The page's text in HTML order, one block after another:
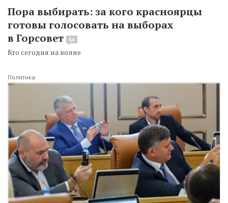
Пора выбирать: за кого красноярцы
готовы голосовать на выборах
в Горсовет
54
Кто сегодня на волне
Политика